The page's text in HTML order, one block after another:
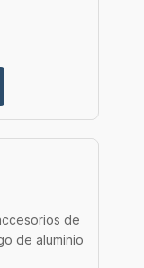
de
de aluminio